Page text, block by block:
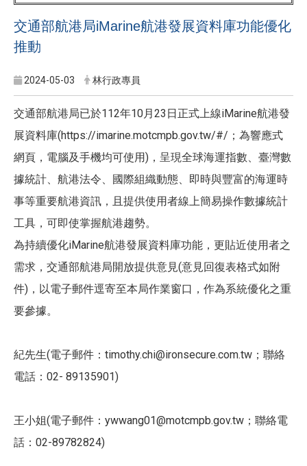
交通部航港局iMarine航港發展資料庫功能優化
推動
2024-05-03 林行政專員
交通部航港局已於112年10月23日正式上線iMarine航港發
展資料庫(https://imarine.motcmpb.gov.tw/#/；為響應式
網頁，電腦及手機均可使用)，呈現全球海運指數、臺灣數
據統計、航港法令、國際組織動態、即時與豐富的海運時
事等重要航港資訊，且提供使用者線上簡易操作數據統計
工具，可即使掌握航港趨勢。
​為持續優化iMarine航港發展資料庫功能，更貼近使用者之
需求，交通部航港局開放提供意見(意見回復表格式如附
件)，以電子郵件逕寄至本局作業窗口，作為系統優化之重
要參據。
​紀先生(電子郵件：timothy.chi@ironsecure.com.tw；聯絡
電話：02- 89135901)
​王小姐(電子郵件：ywwang01@motcmpb.gov.tw；聯絡電
話：02-89782824)